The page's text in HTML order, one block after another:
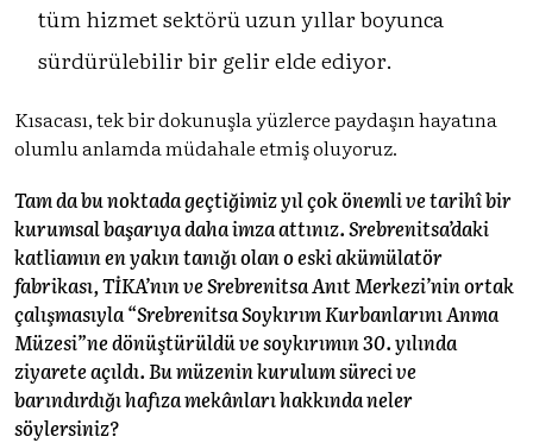
tüm hizmet sektörü uzun yıllar boyunca
sürdürülebilir bir gelir elde ediyor.
Kısacası, tek bir dokunuşla yüzlerce paydaşın hayatına
olumlu anlamda müdahale etmiş oluyoruz.
Tam da bu noktada geçtiğimiz yıl çok önemli ve tarihî bir
kurumsal başarıya daha imza attınız. Srebrenitsa’daki
katliamın en yakın tanığı olan o eski akümülatör
fabrikası, TİKA’nın ve Srebrenitsa Anıt Merkezi’nin ortak
çalışmasıyla “Srebrenitsa Soykırım Kurbanlarını Anma
Müzesi”ne dönüştürüldü ve soykırımın 30. yılında
ziyarete açıldı. Bu müzenin kurulum süreci ve
barındırdığı hafıza mekânları hakkında neler
söylersiniz?